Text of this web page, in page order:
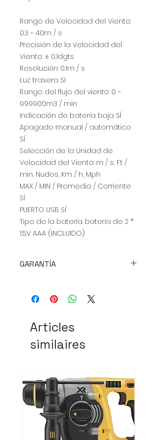
Rango de Velocidad del Viento:
0.3 ~ 40m / s
Precisión de la Velocidad del
Viento: ± 0.1dgts
Resolución: 0.1m / s
Luz trasera SI
Rango del flujo del viento: 0 ~
999900m3 / min
Indicación de batería baja SÍ
Apagado manual / automático
SÍ
Selección de la Unidad de
Velocidad del Viento: m / s, Ft /
min, Nudos, Km / h, Mph
MAX / MIN / Promedio / Corriente
SÍ
PUERTO USB SÍ
Tipo de la batería: batería de 2 *
1.5V AAA (INCLUIDO)
GARANTÍA
Articles
similaires